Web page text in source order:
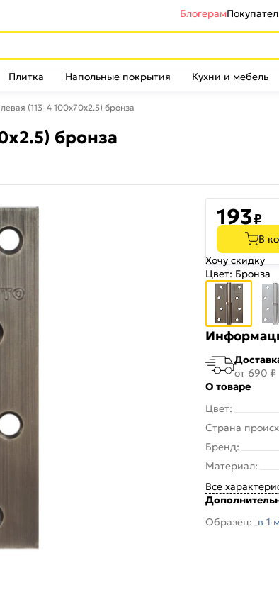
Блогерам
Плитка Напольные покрытия Кухни и мебель
(113-4 100х70х2.5) бронза
бронза
193₽
В
Хочу скидку
Цвет: Бронза
от 690 ₽
О товаре
Цвет:
Страна
Бренд:
Материал:
Все
Образец: в 1